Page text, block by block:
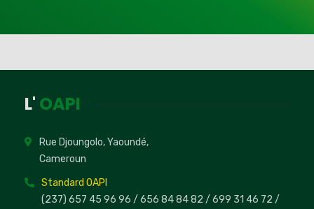
L' OAPI
Rue Djoungolo, Yaoundé,
Cameroun
Standard OAPI
(237) 657 45 96 96 / 656 84 84 82 / 699 31 46 72 /